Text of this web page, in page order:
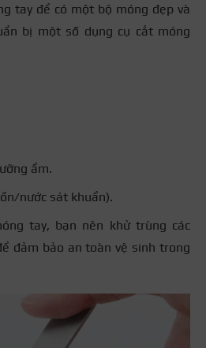
tay để có một bộ móng đẹp và
bị một số dụng cụ cắt móng
ẩm.
nước sát khuẩn).
tay, bạn nên khử trùng các
đảm bảo an toàn vệ sinh trong